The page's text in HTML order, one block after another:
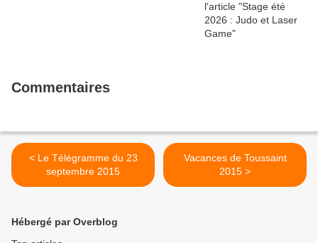
Commentaires
< Le Télégramme du 23
septembre 2015
Vacances de Toussaint
2015 >
Hébergé par Overblog